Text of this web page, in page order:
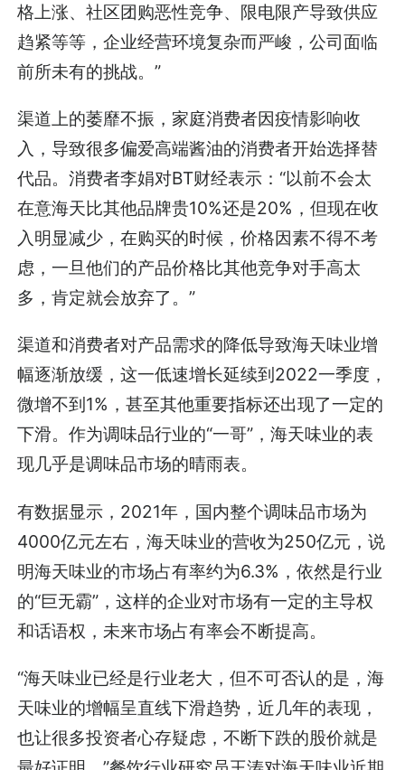
格上涨、社区团购恶性竞争、限电限产导致供应
趋紧等等，企业经营环境复杂而严峻，公司面临
前所未有的挑战。”
渠道上的萎靡不振，家庭消费者因疫情影响收
入，导致很多偏爱高端酱油的消费者开始选择替
代品。消费者李娟对BT财经表示：“以前不会太
在意海天比其他品牌贵10%还是20%，但现在收
入明显减少，在购买的时候，价格因素不得不考
虑，一旦他们的产品价格比其他竞争对手高太
多，肯定就会放弃了。”
渠道和消费者对产品需求的降低导致海天味业增
幅逐渐放缓，这一低速增长延续到2022一季度，
微增不到1%，甚至其他重要指标还出现了一定的
下滑。作为调味品行业的“一哥”，海天味业的表
现几乎是调味品市场的晴雨表。
有数据显示，2021年，国内整个调味品市场为
4000亿元左右，海天味业的营收为250亿元，说
明海天味业的市场占有率约为6.3%，依然是行业
的“巨无霸”，这样的企业对市场有一定的主导权
和话语权，未来市场占有率会不断提高。
“海天味业已经是行业老大，但不可否认的是，海
天味业的增幅呈直线下滑趋势，近几年的表现，
也让很多投资者心存疑虑，不断下跌的股价就是